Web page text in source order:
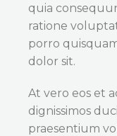
quia
ratione
porro
dolor sit.
At vero eos et
dignissimos
praesentium